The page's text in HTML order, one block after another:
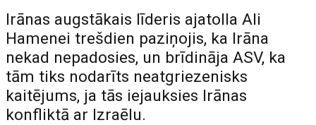
Irānas augstākais līderis ajatolla Ali
Hamenei trešdien paziņojis, ka Irāna
nekad nepadosies, un brīdināja ASV, ka
tām tiks nodarīts neatgriezenisks
kaitējums, ja tās iejauksies Irānas
konfliktā ar Izraēlu.